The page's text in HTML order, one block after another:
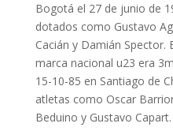
Bogotá el 27 de junio de
dotados como Gustavo
Cacián y Damián Spector.
marca nacional u23 era
15-10-85 en Santiago de
atletas como Oscar
Beduino y Gustavo Capart.